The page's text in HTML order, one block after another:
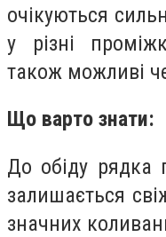
очікуються
у різні
також можливі
Що варто знати:
До обіду рядка
залишається
значних